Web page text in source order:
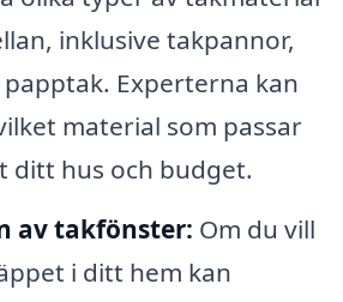
inklusive takpannor,
Experterna kan
material som passar
ditt hus och budget.
av takfönster: Om du vill
i ditt hem kan